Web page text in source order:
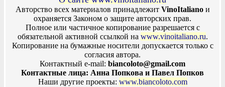
Авторство всех материалов принадлежит VinoItalianoи
охраняется Законом о защите авторских прав.
Полное или частичное копирование разрешается с
обязательной активной ссылкой на www.vinoitaliano.ru.
Копирование на бумажные носители допускается только с
согласия автора.
Контактный e-mail: biancoloto@gmail.com
Контактные лица: Анна Попкова и Павел Попков
Наши другие проекты: www.biancoloto.com